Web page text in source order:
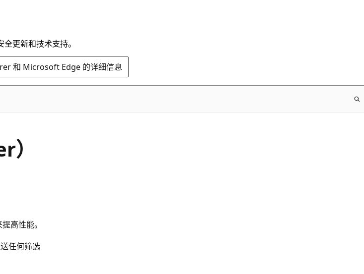
更新和技术支持。
和 Microsoft Edge 的详细信息
高性能。
任何筛选